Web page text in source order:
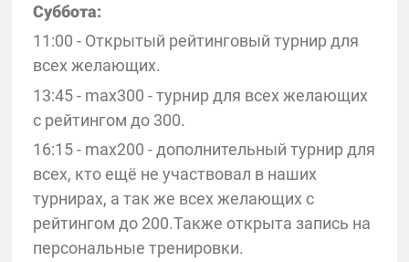
Суббота:
11:00 - Открытый рейтинговый турнир для
всех желающих.
13:45 - max300 - турнир для всех желающих
с рейтингом до 300.
16:15 - max200 - дополнительный турнир для
всех, кто ещё не участвовал в наших
турнирах, а так же всех желающих с
рейтингом до 200.Также открыта запись на
персональные тренировки.